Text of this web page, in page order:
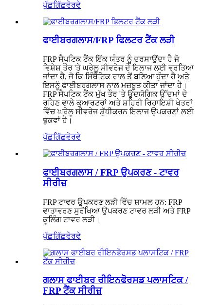
ਪੁੱਛਗਿੱਛਵੇਰਵੇ
ਫਾਈਬਰਗਲਾਸ/FRP ਫਿਲਟਰ ਟੈਂਕ ਲੜੀ
FRP ਸੈਪਟਿਕ ਟੈਂਕ ਇੱਕ ਯੰਤਰ ਨੂੰ ਦਰਸਾਉਂਦਾ ਹੈ ਜੋ
ਵਿਸ਼ੇਸ਼ ਤੌਰ 'ਤੇ ਘਰੇਲੂ ਸੀਵਰੇਜ ਦੇ ਇਲਾਜ ਲਈ ਵਰਤਿਆ
ਜਾਂਦਾ ਹੈ, ਜੋ ਕਿ ਸਿੰਥੈਟਿਕ ਰਾਲ ਤੋਂ ਬਣਿਆ ਹੁੰਦਾ ਹੈ ਅਤੇ
ਇਸਨੂੰ ਫਾਈਬਰਗਲਾਸ ਨਾਲ ਮਜ਼ਬੂਤ ​​ਕੀਤਾ ਜਾਂਦਾ ਹੈ।
FRP ਸੈਪਟਿਕ ਟੈਂਕ ਮੁੱਖ ਤੌਰ 'ਤੇ ਉਦਯੋਗਿਕ ਉੱਦਮਾਂ ਦੇ
ਰਹਿਣ ਵਾਲੇ ਕੁਆਰਟਰਾਂ ਅਤੇ ਸ਼ਹਿਰੀ ਰਿਹਾਇਸ਼ੀ ਖੇਤਰਾਂ
ਵਿੱਚ ਘਰੇਲੂ ਸੀਵਰੇਜ ਸ਼ੁੱਧੀਕਰਨ ਇਲਾਜ ਉਪਕਰਣਾਂ ਲਈ
ਢੁਕਵਾਂ ਹੈ।
ਪੁੱਛਗਿੱਛਵੇਰਵੇ
ਫਾਈਬਰਗਲਾਸ / FRP ਉਪਕਰਣ - ਟਾਵਰ
ਸੀਰੀਜ਼
FRP ਟਾਵਰ ਉਪਕਰਣ ਲੜੀ ਵਿੱਚ ਸ਼ਾਮਲ ਹਨ: FRP
ਵਾਤਾਵਰਣ ਸੁਰੱਖਿਆ ਉਪਕਰਣ ਟਾਵਰ ਲੜੀ ਅਤੇ FRP
ਕੂਲਿੰਗ ਟਾਵਰ ਲੜੀ।
ਪੁੱਛਗਿੱਛਵੇਰਵੇ
ਗਲਾਸ ਫਾਈਬਰ ਰੀਇਨਫੋਰਸਡ ਪਲਾਸਟਿਕ /
FRP ਟੈਂਕ ਸੀਰੀਜ਼